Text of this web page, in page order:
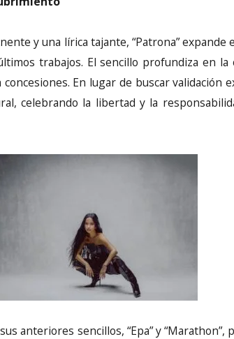
y una lírica tajante, “Patrona” expande
trabajos. El sencillo profundiza en la
En lugar de buscar validación
celebrando la libertad y la
anteriores sencillos, “Epa” y